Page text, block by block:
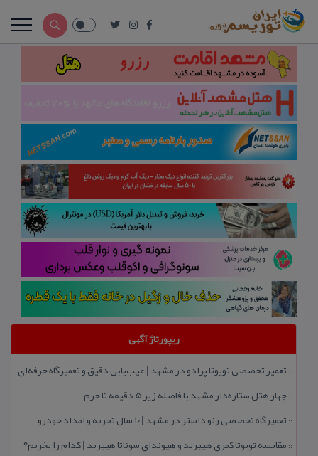
ریپورتاژ آگهی
:: تعمیر تخصصی تویوتا پرادو در مشهد | عیب‌یابی دقیق و تعمیرگاه حرفه‌ای
::چهار هتل‌ ستاره‌دار مشهد با فاصله زیر 5 دقیقه تا حرم
:: تعمیرگاه تخصصی رنو داستر در مشهد | ۱۰ سال تجربه و امداد خودرو
:: مقایسه تویوتا كمری هیبرید و هیوندای سوناتا هیبرید | كدام را بخریم؟